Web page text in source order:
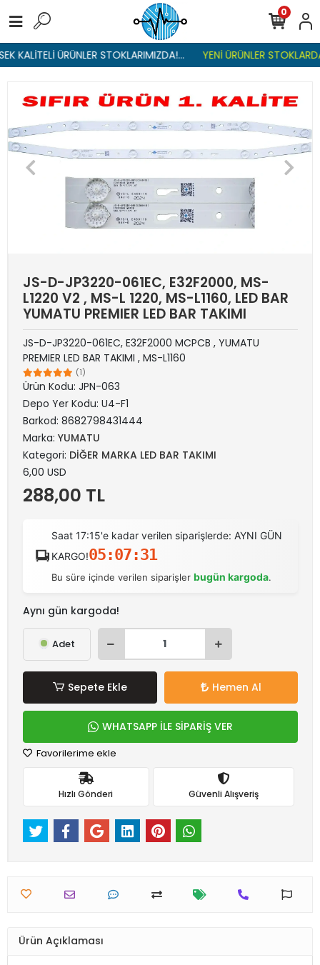
KALİTELİ ÜRÜNLER STOKLARIMIZDA!... YENİ ÜRÜNLER
0
JS-D-JP3220-061EC, E32F2000, MS-
L1220 V2 , MS-L 1220, MS-L1160, LED BAR
YUMATU PREMIER LED BAR TAKIMI
JS-D-JP3220-061EC, E32F2000 MCPCB , YUMATU
PREMIER LED BAR TAKIMI , MS-L1160
(1)
Ürün Kodu: JPN-063
Depo Yer Kodu: U4-F1
Barkod: 8682798431444
Marka: YUMATU
Kategori: DİĞER MARKA LED BAR TAKIMI
6,00 USD
288,00 TL
Saat 17:15'e kadar verilen siparişlerde: AYNI GÜN
KARGO!05:07:31
Bu süre içinde verilen siparişlerbugün kargoda.
Aynı gün kargoda!
Adet
Sepete Ekle Hemen Al
WHATSAPP İLE SİPARİŞ VER
Favorilerime ekle
Hızlı Gönderi Güvenli Alışveriş
Ürün Açıklaması